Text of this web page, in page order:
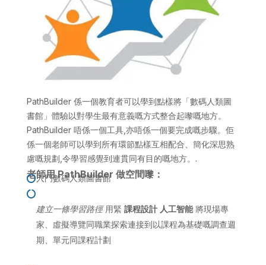
PathBuilder 係一個教育者可以學到點樣將「數碼人類圖
書館」體驗以對學生最有意義嘅方式整合起嚟嘅地方。
PathBuilder 唔係一個工具,亦唔係一個要完成嘅步驟。佢
係一個老師可以學到所有環節點樣互相配合、簡化深思熟
慮嘅規劃,令學習感覺到連貫同有目的嘅地方。.
老師用 PathBuilder 做空間嚟：
入門數碼人類圖書館

建立一條學習路徑用緊 課程設計 人工智能將現場專
家、虛擬導覽同職業探索連接到以課程為基礎嘅調查週
期、單元同課程計劃